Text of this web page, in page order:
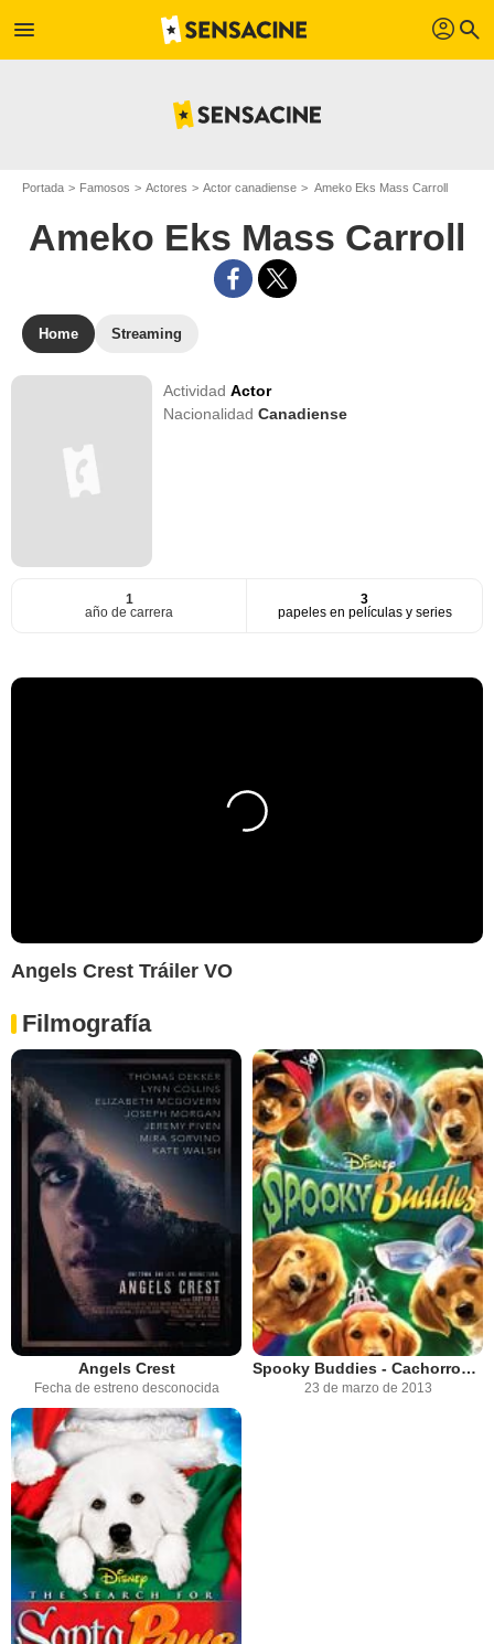
menu profil search
Portada Famosos Actores Actor canadiense Ameko Eks Mass Carroll
Ameko Eks Mass Carroll
Home Streaming
ActividadActor
NacionalidadCanadiense
1
año de carrera
3
papeles en películas y series
Angels Crest Tráiler VO
Filmografía
Angels Crest
Fecha de estreno desconocida
Spooky Buddies - Cachorros embrujados
23 de marzo de 2013